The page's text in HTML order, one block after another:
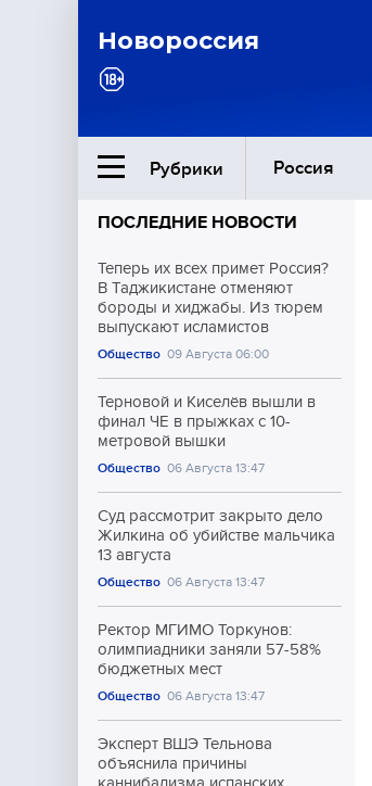
Новороссия
Рубрики Россия
Ближний Восток
Общество
Культура
ПОСЛЕДНИЕ НОВОСТИ
Теперь их всех примет Россия?
В Таджикистане отменяют
бороды и хиджабы. Из тюрем
выпускают исламистов
Общество 09 Августа 06:00
Терновой и Киселёв вышли в
финал ЧЕ в прыжках с 10-
метровой вышки
Общество 06 Августа 13:47
Суд рассмотрит закрыто дело
Жилкина об убийстве мальчика
13 августа
Общество 06 Августа 13:47
Ректор МГИМО Торкунов:
олимпиадники заняли 57-58%
бюджетных мест
Общество 06 Августа 13:47
Эксперт ВШЭ Тельнова
объяснила причины